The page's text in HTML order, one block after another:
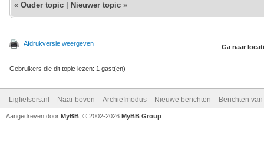
« Ouder topic Nieuwer topic »
Afdrukversie weergeven Ga naar
Gebruikers die dit topic lezen: 1 gast(en)
Ligfietsers.nl Naar boven Archiefmodus Nieuwe berichten Berichten
Aangedreven door MyBB , © 2002-2026 MyBB Group